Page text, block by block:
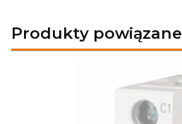
Produkty powiązane